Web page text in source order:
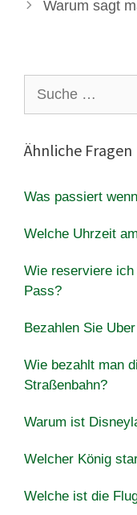
Warum sagt
nach:
Ähnliche Fragen
Was passiert
Welche Uhrzeit
Wie reserviere
Pass?
Bezahlen Sie
Wie bezahlt man
Straßenbahn?
Warum ist
Welcher König
Welche ist die